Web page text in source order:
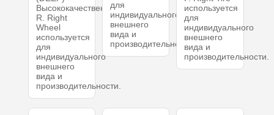
Высококачественный
R. Right
Wheel
используется
для
индивидуального
внешнего
вида и
производительности.
для
индивидуального
внешнего
вида и
производительности.
используется
для
индивидуального
внешнего
вида и
производительности.